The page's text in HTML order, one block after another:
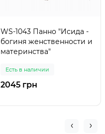
WS-1043 Панно "Исида -
богиня женственности и
материнства"
Есть в наличии
2045 грн